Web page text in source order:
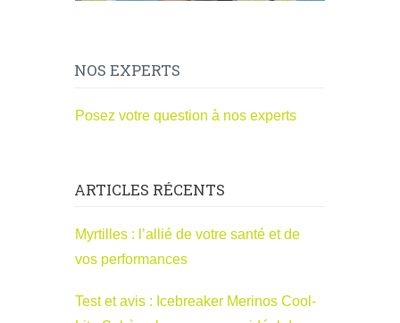
NOS EXPERTS
Posez votre question à nos experts
ARTICLES RÉCENTS
Myrtilles : l’allié de votre santé et de
vos performances
Test et avis : Icebreaker Merinos Cool-